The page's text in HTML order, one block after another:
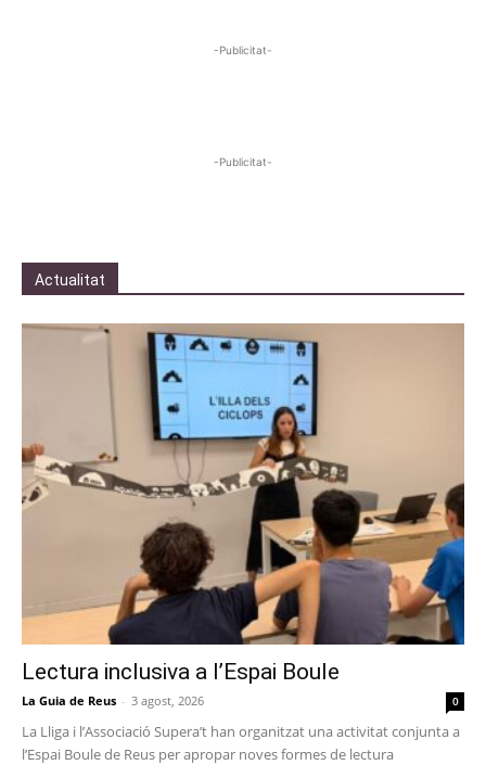
-Publicitat-
-Publicitat-
Actualitat
Lectura inclusiva a l’Espai Boule
La Guia de Reus - 3 agost, 2026 0
La Lliga i l’Associació Supera’t han organitzat una activitat conjunta a
l’Espai Boule de Reus per apropar noves formes de lectura